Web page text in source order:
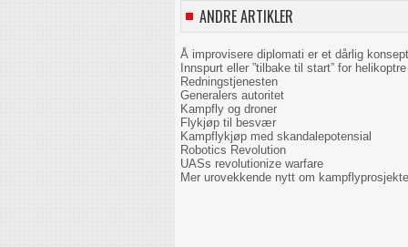
ANDRE ARTIKLER
Å improvisere diplomati er et dårlig konsept
Innspurt eller ”tilbake til start” for helikoptre
Redningstjenesten
Generalers autoritet
Kampfly og droner
Flykjøp til besvær
Kampflykjøp med skandalepotensial
Robotics Revolution
UASs revolutionize warfare
Mer urovekkende nytt om